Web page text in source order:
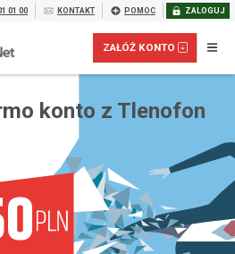
01 00 KONTAKT POMOC ZALOGUJ
ZAŁÓŻ KONTO
konto z Tlenofon